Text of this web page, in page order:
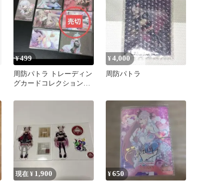
¥499
周防パトラ トレーディン
グカードコレクションク
¥4,000
周防パトラ
現在 ¥ 1,900 ¥650